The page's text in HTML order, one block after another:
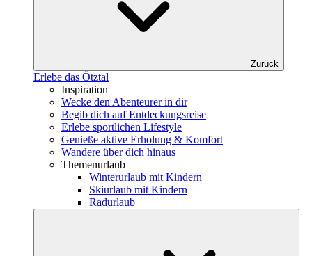
Zurück
Erlebe das Ötztal
Inspiration
Wecke den Abenteurer in dir
Begib dich auf Entdeckungsreise
Erlebe sportlichen Lifestyle
Genieße aktive Erholung & Komfort
Wandere über dich hinaus
Themenurlaub
Winterurlaub mit Kindern
Skiurlaub mit Kindern
Radurlaub